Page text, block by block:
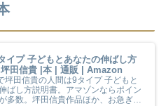
イプ 子どもとあなたの伸ばし方
田信貴 |本 | 通販 | Amazon
坪田信貴の人間は9タイプ 子どもと
ばし方説明書。アマゾンならポイン
多数。坪田信貴作品ほか、お急ぎ便